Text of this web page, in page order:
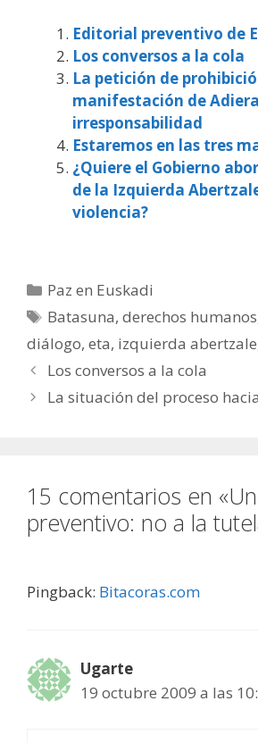
Editorial preventivo de
Los conversos a la cola
La petición de
manifestación de
irresponsabilidad
Estaremos en las tres
¿Quiere el Gobierno
de la Izquierda
violencia?
Categorías
Paz en Euskadi
Etiquetas
Batasuna,derechos humanos
diálogo, eta, izquierda abertzale
Los conversos a la cola
La situación del proceso
15 comentarios en
preventivo: no a la
Pingback: Bitacoras.com
Ugarte
19 octubre 2009 a las